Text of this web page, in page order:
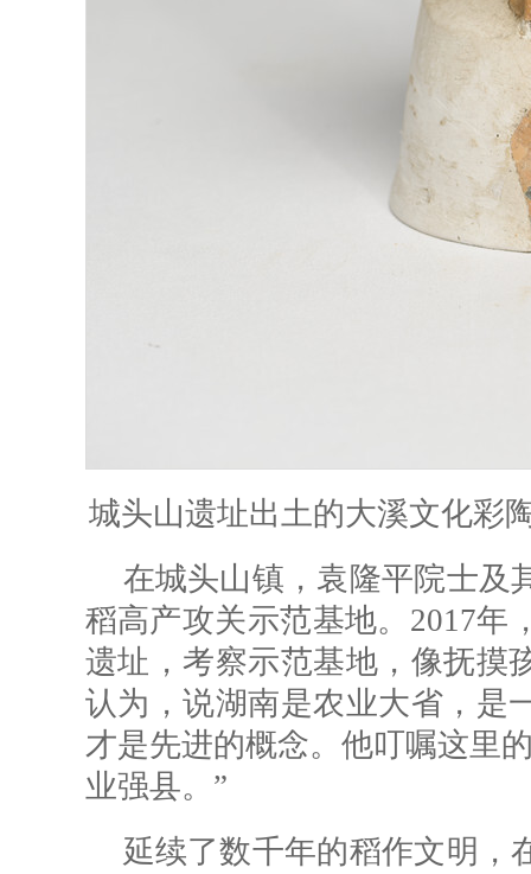
城头山遗址出土的大溪文化彩
在城头山镇，袁隆平院士及
稻高产攻关示范基地。2017年
遗址，考察示范基地，像抚摸
认为，说湖南是农业大省，是
才是先进的概念。他叮嘱这里
业强县。”
延续了数千年的稻作文明，